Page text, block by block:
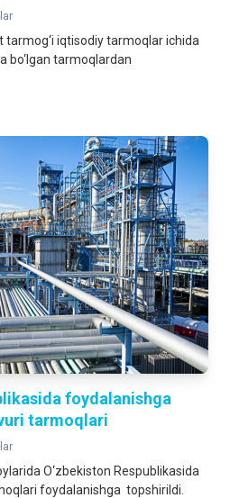
tarmog‘i iqtisodiy tarmoqlar ichida
bo‘lgan tarmoqlardan
foydalanishga
tarmoqlari
O‘zbekiston Respublikasida
foydalanishga topshirildi.